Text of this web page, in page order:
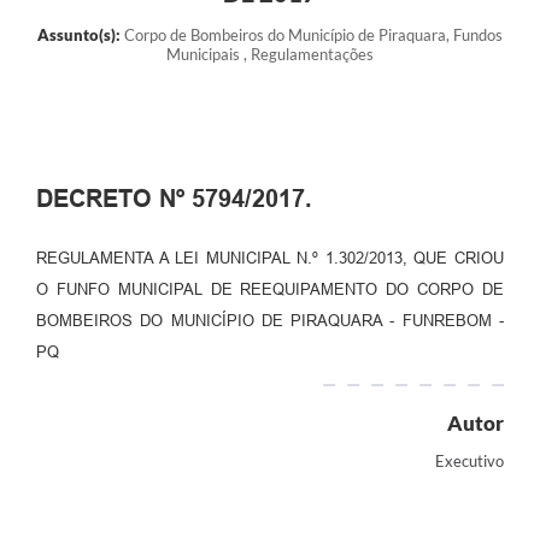
Assunto(s): Corpo de Bombeiros do Município de Piraquara, Fundos
Municipais , Regulamentações
DECRETO Nº 5794/2017.
REGULAMENTA A LEI MUNICIPAL N.º 1.302/2013, QUE CRIOU
O FUNFO MUNICIPAL DE REEQUIPAMENTO DO CORPO DE
BOMBEIROS DO MUNICÍPIO DE PIRAQUARA - FUNREBOM -
PQ
Autor
Executivo